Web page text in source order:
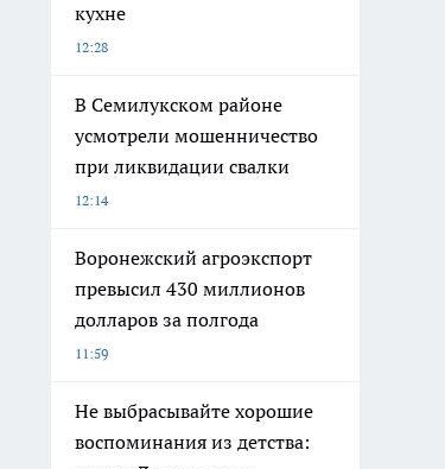
кухне
12:28
В Семилукском районе
усмотрели мошенничество
при ликвидации свалки
12:14
Воронежский агроэкспорт
превысил 430 миллионов
долларов за полгода
11:59
Не выбрасывайте хорошие
воспоминания из детства: